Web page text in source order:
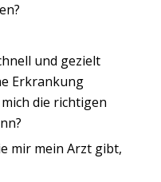
und gezielt
Erkrankung
die richtigen
mir mein Arzt gibt,